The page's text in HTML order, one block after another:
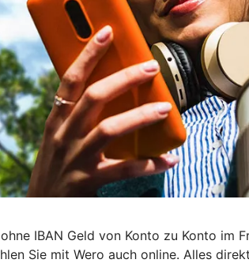
IBAN Geld von Konto zu Konto
Sie mit Wero auch online. Alles